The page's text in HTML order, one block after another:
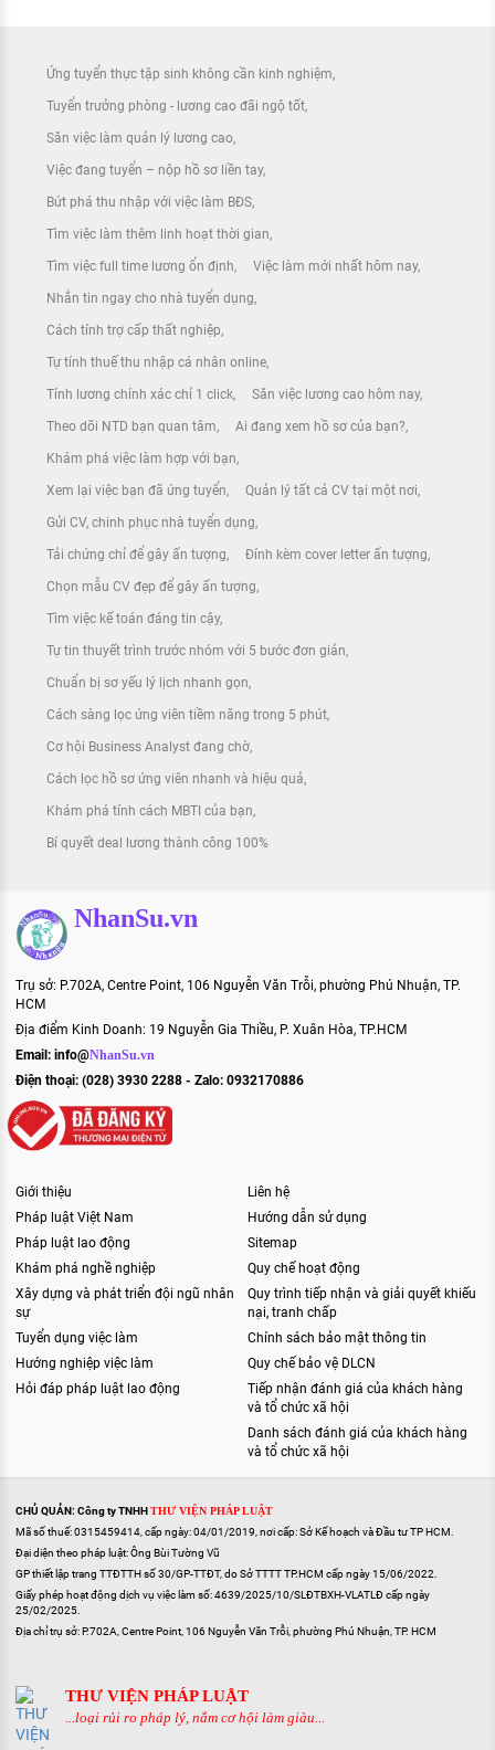
Ứng tuyển thực tập sinh không cần kinh nghiệm
Tuyển trưởng phòng - lương cao đãi ngộ tốt
Săn việc làm quản lý lương cao
Việc đang tuyển – nộp hồ sơ liền tay
Bứt phá thu nhập với việc làm BĐS
Tìm việc làm thêm linh hoạt thời gian
Tìm việc full time lương ổn định Việc làm mới nhất hôm nay
Nhắn tin ngay cho nhà tuyển dụng
Cách tính trợ cấp thất nghiệp
Tự tính thuế thu nhập cá nhân online
Tính lương chính xác chỉ 1 click Săn việc lương cao hôm nay
Theo dõi NTD bạn quan tâm Ai đang xem hồ sơ của bạn?
Khám phá việc làm hợp với bạn
Xem lại việc bạn đã ứng tuyển Quản lý tất cả CV tại một nơi
Gửi CV, chinh phục nhà tuyển dụng
Tải chứng chỉ để gây ấn tượng Đính kèm cover letter ấn tượng
Chọn mẫu CV đẹp để gây ấn tượng
Tìm việc kế toán đáng tin cậy
Tự tin thuyết trình trước nhóm với 5 bước đơn giản
Chuẩn bị sơ yếu lý lịch nhanh gọn
Cách sàng lọc ứng viên tiềm năng trong 5 phút
Cơ hội Business Analyst đang chờ
Cách lọc hồ sơ ứng viên nhanh và hiệu quả
Khám phá tính cách MBTI của bạn
Bí quyết deal lương thành công 100%
NhanSu.vn
Trụ sở: P.702A, Centre Point, 106 Nguyễn Văn Trỗi, phường Phú Nhuận, TP.
HCM
Địa điểm Kinh Doanh: 19 Nguyễn Gia Thiều, P. Xuân Hòa, TP.HCM
Email: info@NhanSu.vn
Điện thoại: (028) 3930 2288 - Zalo: 0932170886
Giới thiệu
Pháp luật Việt Nam
Pháp luật lao động
Khám phá nghề nghiệp
Xây dựng và phát triển đội ngũ nhân
sự
Tuyển dụng việc làm
Hướng nghiệp việc làm
Hỏi đáp pháp luật lao động
Liên hệ
Hướng dẫn sử dụng
Sitemap
Quy chế hoạt động
Quy trình tiếp nhận và giải quyết khiếu
nại, tranh chấp
Chính sách bảo mật thông tin
Quy chế bảo vệ DLCN
Tiếp nhận đánh giá của khách hàng
và tổ chức xã hội
Danh sách đánh giá của khách hàng
và tổ chức xã hội
CHỦ QUẢN: Công ty TNHHTHƯ VIỆN PHÁP LUẬT
Mã số thuế: 0315459414, cấp ngày: 04/01/2019, nơi cấp: Sở Kế hoạch và Đầu tư TP HCM.
Đại diện theo pháp luật: Ông Bùi Tường Vũ
GP thiết lập trang TTĐTTH số 30/GP-TTĐT, do Sở TTTT TP.HCM cấp ngày 15/06/2022.
Giấy phép hoạt động dịch vụ việc làm số: 4639/2025/10/SLĐTBXH-VLATLĐ cấp ngày
25/02/2025.
Địa chỉ trụ sở: P.702A, Centre Point, 106 Nguyễn Văn Trỗi, phường Phú Nhuận, TP. HCM
THƯ VIỆN PHÁP LUẬT
...loại rủi ro pháp lý, nắm cơ hội làm giàu...